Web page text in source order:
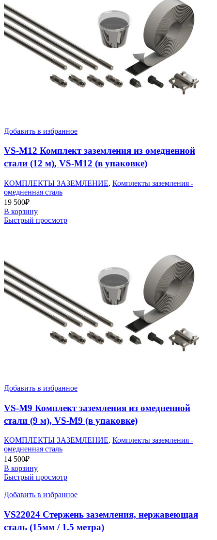
Добавить в избранное
VS-M12 Комплект заземления из омедненной
стали (12 м), VS-M12 (в упаковке)
КОМПЛЕКТЫ ЗАЗЕМЛЕНИЕ, Комплекты заземления -
омедненная сталь
19 500₽
В корзину
Быстрый просмотр
Добавить в избранное
VS-M9 Комплект заземления из омедненной
стали (9 м), VS-M9 (в упаковке)
КОМПЛЕКТЫ ЗАЗЕМЛЕНИЕ, Комплекты заземления -
омедненная сталь
14 500₽
В корзину
Быстрый просмотр
Добавить в избранное
VS22024 Стержень заземления, нержавеющая
сталь (15мм / 1.5 метра)